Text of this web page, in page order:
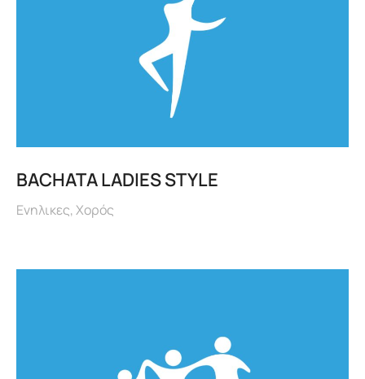
BACHATA LADIES STYLE
Ενηλικες,Χορός